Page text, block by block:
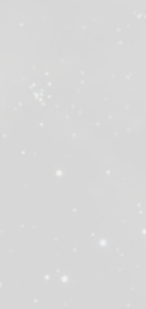
имя пользователя и